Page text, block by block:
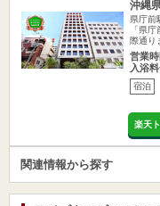
沖縄
県庁前
「県
際通り
営業時
入浴
宿泊
楽天
関連情報から探す